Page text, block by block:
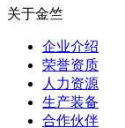
关于金竺
企业介绍
荣誉资质
人力资源
生产装备
合作伙伴